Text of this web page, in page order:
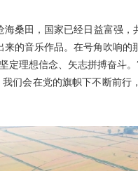
桑田，国家已经日益富强，
的音乐作品。在号角吹响的
定理想信念、矢志拼搏奋斗。
会在党的旗帜下不断前行